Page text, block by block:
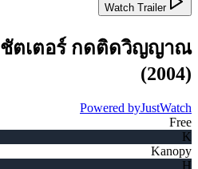
Watch Trailer
ชัตเตอร์ กดติดวิญญาณ
(2004)
Powered byJustWatch
Free
K
Kanopy
H